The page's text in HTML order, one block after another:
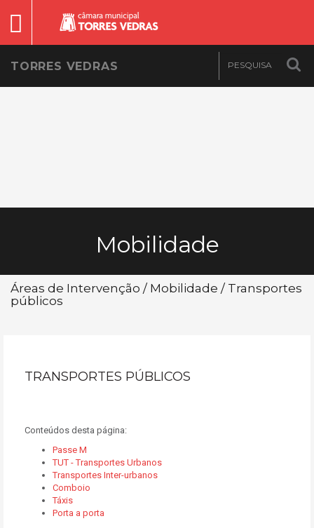
TORRES VEDRAS
Mobilidade
Áreas de Intervenção / Mobilidade / Transportes
públicos
TRANSPORTES PÚBLICOS
Conteúdos desta página:
Passe M
TUT - Transportes Urbanos
Transportes Inter-urbanos
Comboio
Táxis
Porta a porta